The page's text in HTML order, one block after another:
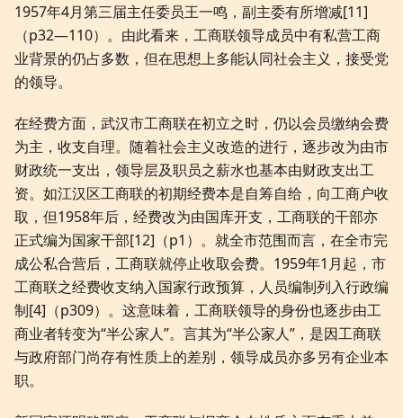
1957年4月第三届主任委员王一鸣，副主委有所增减[11]
（p32—110）。由此看来，工商联领导成员中有私营工商
业背景的仍占多数，但在思想上多能认同社会主义，接受党
的领导。
在经费方面，武汉市工商联在初立之时，仍以会员缴纳会费
为主，收支自理。随着社会主义改造的进行，逐步改为由市
财政统一支出，领导层及职员之薪水也基本由财政支出工
资。如江汉区工商联的初期经费本是自筹自给，向工商户收
取，但1958年后，经费改为由国库开支，工商联的干部亦
正式编为国家干部[12]（p1）。就全市范围而言，在全市完
成公私合营后，工商联就停止收取会费。1959年1月起，市
工商联之经费收支纳入国家行政预算，人员编制列入行政编
制[4]（p309）。这意味着，工商联领导的身份也逐步由工
商业者转变为“半公家人”。言其为“半公家人”，是因工商联
与政府部门尚存有性质上的差别，领导成员亦多另有企业本
职。